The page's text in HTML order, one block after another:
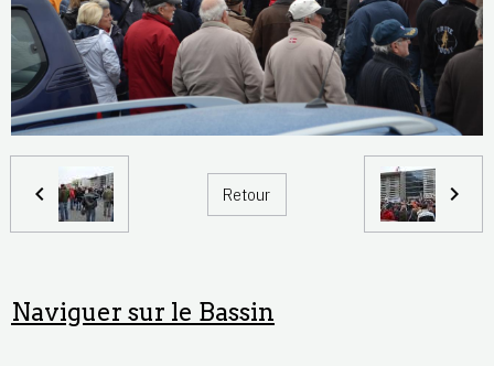
Retour
Naviguer sur le Bassin